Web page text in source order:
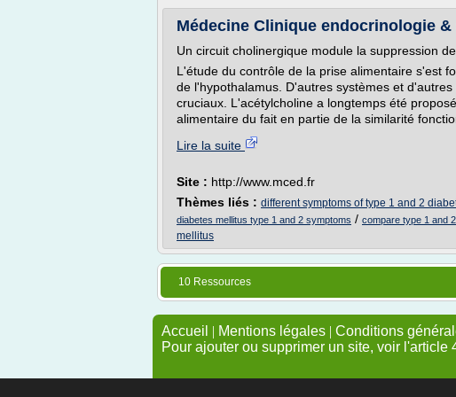
Médecine Clinique endocrinologie &
Un circuit cholinergique module la suppression
L'étude du contrôle de la prise alimentaire s'est
de l'hypothalamus. D'autres systèmes et
cruciaux. L'acétylcholine a longtemps été
alimentaire du fait en partie de la similarité
Lire la suite
Site : http://www.mced.fr
Thèmes liés : different symptoms of type 1 and 2
diabetes mellitus type 1 and 2 symptoms / compare type 1 and
mellitus
10 Ressources
Accueil | Mentions légales | Conditions
Pour ajouter ou supprimer un site, voir l'article